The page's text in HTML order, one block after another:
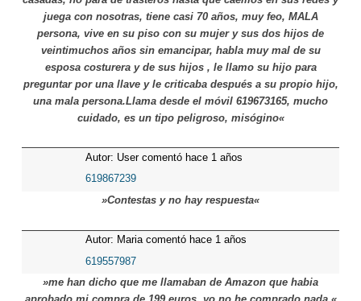
juega con nosotras, tiene casi 70 años, muy feo, MALA
persona, vive en su piso con su mujer y sus dos hijos de
veintimuchos años sin emancipar, habla muy mal de su
esposa costurera y de sus hijos , le llamo su hijo para
preguntar por una llave y le criticaba después a su propio hijo,
una mala persona.Llama desde el móvil 619673165, mucho
cuidado, es un tipo peligroso, misógino«
Autor: User comentó hace 1 años
619867239
»Contestas y no hay respuesta«
Autor: Maria comentó hace 1 años
619557987
»me han dicho que me llamaban de Amazon que habia